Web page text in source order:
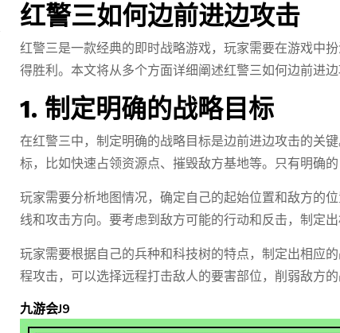
红警三如何边前进边攻击
红警三是一款经典的即时战略游戏，玩家需要在游戏中
得胜利。本文将从多个方面详细阐述红警三如何边前进
1. 制定明确的战略目标
在红警三中，制定明确的战略目标是边前进边攻击的关
标，比如快速占领资源点、摧毁敌方基地等。只有明确
玩家需要分析地图情况，确定自己的起始位置和敌方的
线和攻击方向。要考虑到敌方可能的行动和反击，制定
玩家需要根据自己的兵种和科技树的特点，制定出相应
程攻击，可以选择远程打击敌人的要害部位，削弱敌方
九游会J9